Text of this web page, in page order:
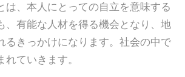
、本人にとっての自立を意味する
、有能な人材を得る機会となり、地
るきっかけになります。社会の中で
ていきます。